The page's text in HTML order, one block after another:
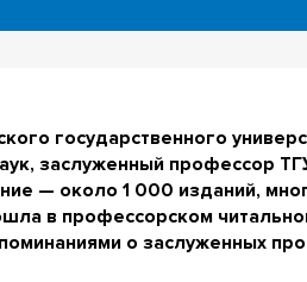
государственного
заслуженный профессор
— около 1 000 изданий,
в профессорском
о заслуженных